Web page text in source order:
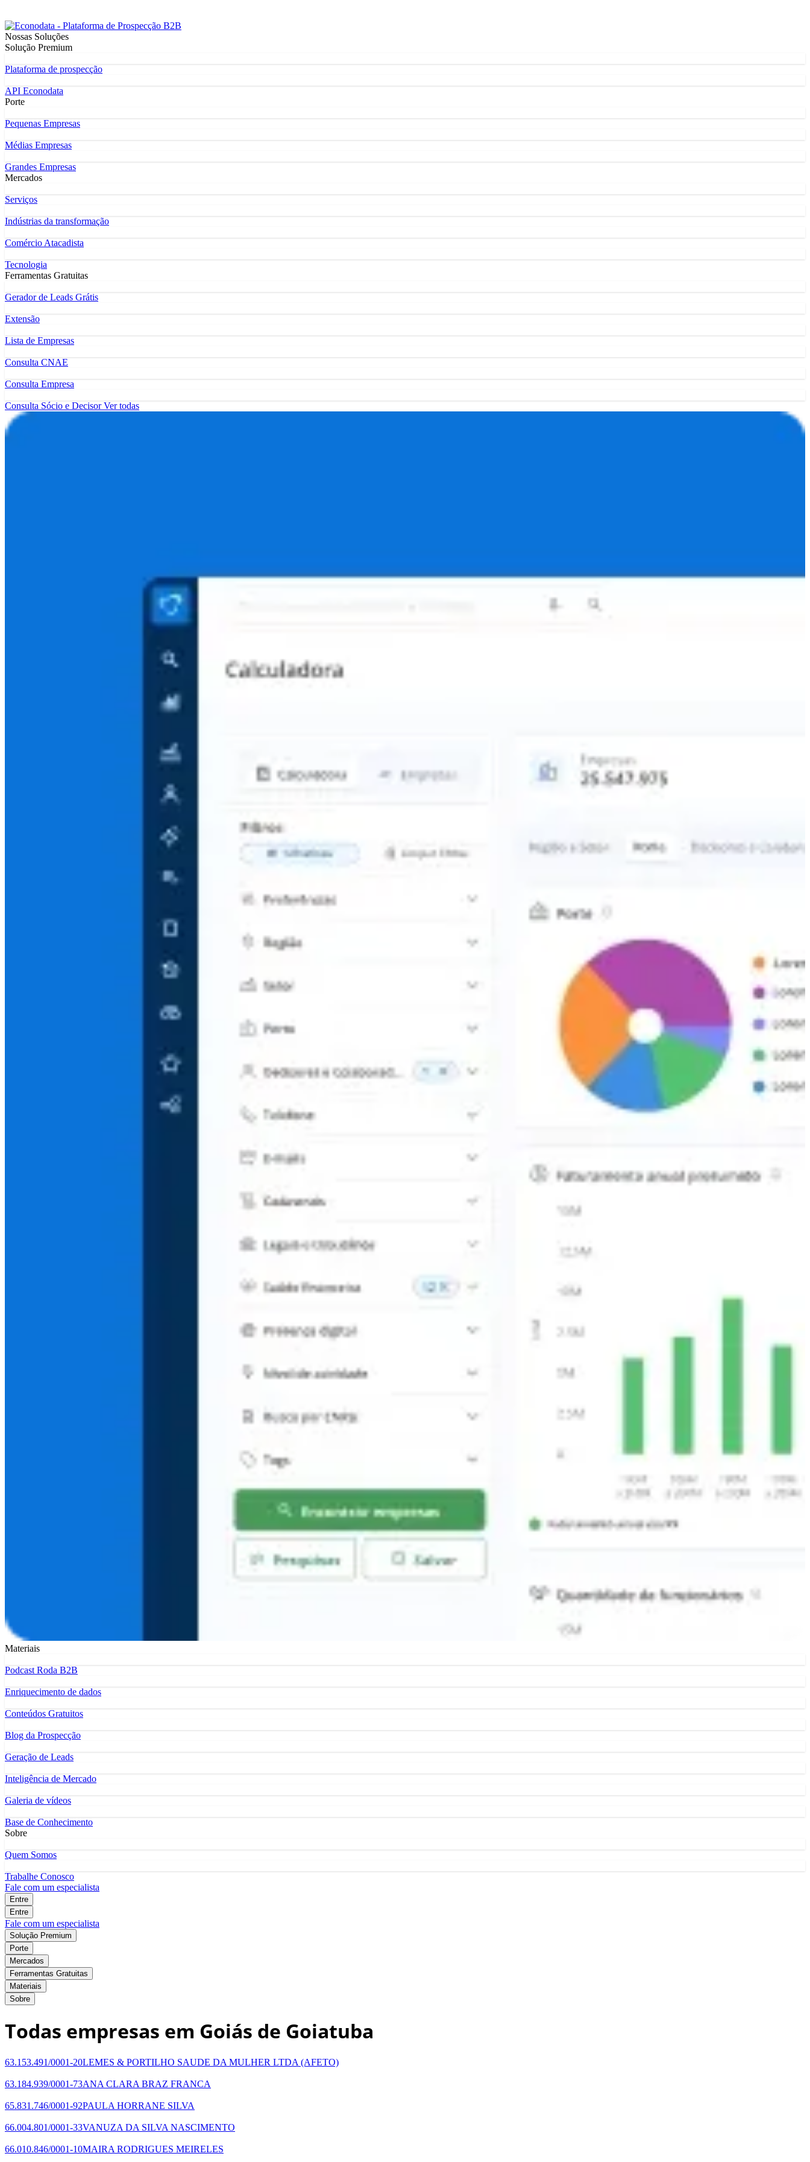
Nossas Soluções
Solução Premium
Plataforma de prospecção
API Econodata
Porte
Pequenas Empresas
Médias Empresas
Grandes Empresas
Mercados
Serviços
Indústrias da transformação
Comércio Atacadista
Tecnologia
Ferramentas Gratuitas
Gerador de Leads Grátis
Extensão
Lista de Empresas
Consulta CNAE
Consulta Empresa
Consulta Sócio e DecisorVer todas
Materiais
Podcast Roda B2B
Enriquecimento de dados
Conteúdos Gratuitos
Blog da Prospecção
Geração de Leads
Inteligência de Mercado
Galeria de vídeos
Base de Conhecimento
Sobre
Quem Somos
Trabalhe Conosco
Fale com um especialista
Entre
Entre
Fale com um especialista
Solução Premium
Porte
Mercados
Ferramentas Gratuitas
Materiais
Sobre
Todas empresas em Goiás de Goiatuba
63.153.491/0001-20LEMES & PORTILHO SAUDE DA MULHER LTDA (AFETO)
63.184.939/0001-73ANA CLARA BRAZ FRANCA
65.831.746/0001-92PAULA HORRANE SILVA
66.004.801/0001-33VANUZA DA SILVA NASCIMENTO
66.010.846/0001-10MAIRA RODRIGUES MEIRELES